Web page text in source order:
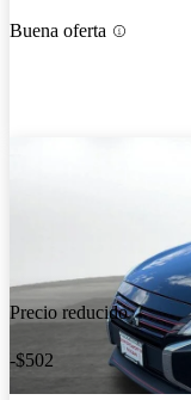
Buena oferta
Precio reducido
-$502